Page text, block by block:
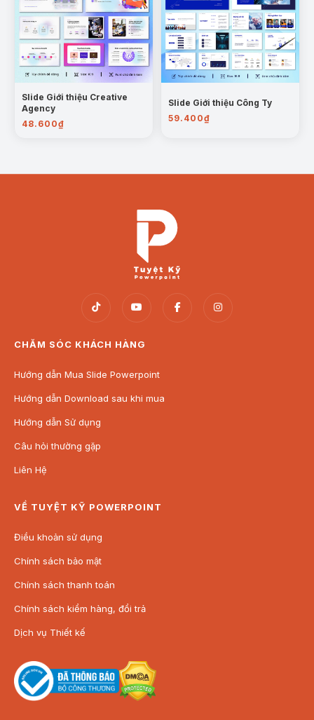
Slide Giới thiệu Creative
Agency
48.600₫
Slide Giới thiệu Công Ty
59.400₫
CHĂM SÓC KHÁCH HÀNG
Hướng dẫn Mua Slide Powerpoint
Hướng dẫn Download sau khi mua
Hướng dẫn Sử dụng
Câu hỏi thường gặp
Liên Hệ
VỀ TUYỆT KỸ POWERPOINT
Điều khoản sử dụng
Chính sách bảo mật
Chính sách thanh toán
Chính sách kiểm hàng, đổi trả
Dịch vụ Thiết kế